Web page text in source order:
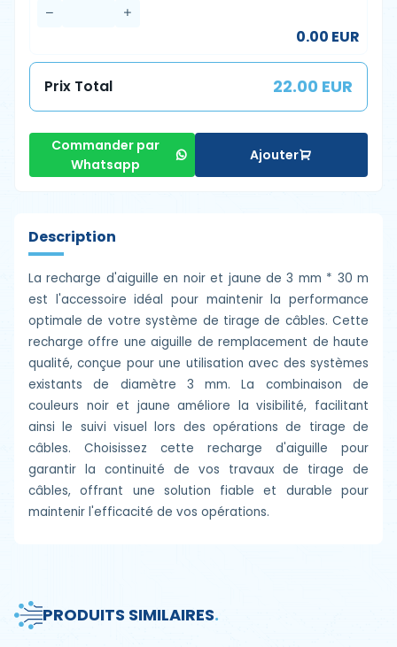
0.00 EUR
Prix Total 22.00 EUR
Commander par
Whatsapp
Ajouter
Description
La recharge d'aiguille en noir et jaune de 3 mm * 30 m
est l'accessoire idéal pour maintenir la performance
optimale de votre système de tirage de câbles. Cette
recharge offre une aiguille de remplacement de haute
qualité, conçue pour une utilisation avec des systèmes
existants de diamètre 3 mm. La combinaison de
couleurs noir et jaune améliore la visibilité, facilitant
ainsi le suivi visuel lors des opérations de tirage de
câbles. Choisissez cette recharge d'aiguille pour
garantir la continuité de vos travaux de tirage de
câbles, offrant une solution fiable et durable pour
maintenir l'efficacité de vos opérations.
PRODUITS SIMILAIRES.